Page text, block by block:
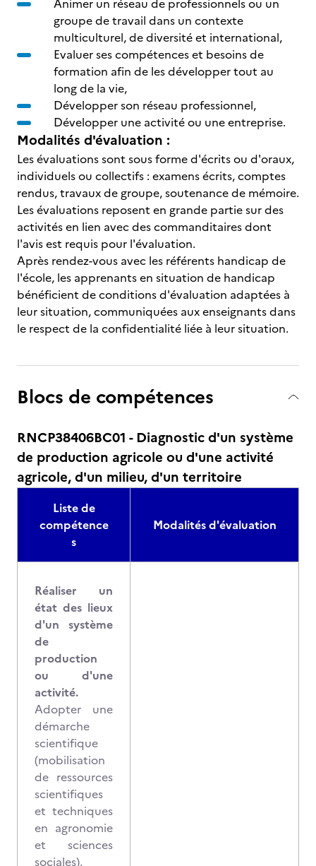
Animer un réseau de professionnels ou un
groupe de travail dans un contexte
multiculturel, de diversité et international,
Evaluer ses compétences et besoins de
formation afin de les développer tout au
long de la vie,
Développer son réseau professionnel,
Développer une activité ou une entreprise.
Modalités d'évaluation :
Les évaluations sont sous forme d'écrits ou d'oraux,
individuels ou collectifs : examens écrits, comptes
rendus, travaux de groupe, soutenance de mémoire.
Les évaluations reposent en grande partie sur des
activités en lien avec des commanditaires dont
l'avis est requis pour l'évaluation.
Après rendez-vous avec les référents handicap de
l'école, les apprenants en situation de handicap
bénéficient de conditions d'évaluation adaptées à
leur situation, communiquées aux enseignants dans
le respect de la confidentialité liée à leur situation.
Blocs de compétences
RNCP38406BC01 - Diagnostic d'un système
de production agricole ou d'une activité
agricole, d'un milieu, d'un territoire
Liste de
compétence
s
Modalités d'évaluation
Réaliser un
état des lieux
d'un système
de
production
ou d'une
activité.
Adopter une
démarche
scientifique
(mobilisation
de ressources
scientifiques
et techniques
en agronomie
et sciences
sociales).